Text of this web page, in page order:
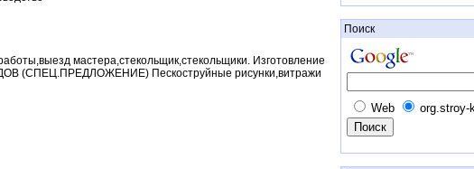
мастера,стекольщик,стекольщики. Изготовление
(СПЕЦ.ПРЕДЛОЖЕНИЕ) Пескоструйные рисунки,витражи
Поиск
Web org.stroy-